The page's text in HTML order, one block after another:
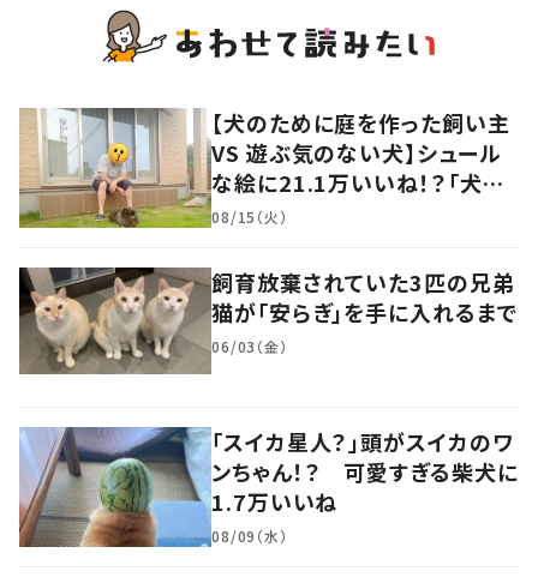
【犬のために庭を作った飼い主
VS 遊ぶ気のない犬】シュール
な絵に21.1万いいね！？「犬の
強い意志を感じる」
08/15（火）
飼育放棄されていた3匹の兄弟
猫が「安らぎ」を手に入れるまで
06/03（金）
「スイカ星人？」頭がスイカのワ
ンちゃん！？ 可愛すぎる柴犬に
1.7万いいね
08/09（水）